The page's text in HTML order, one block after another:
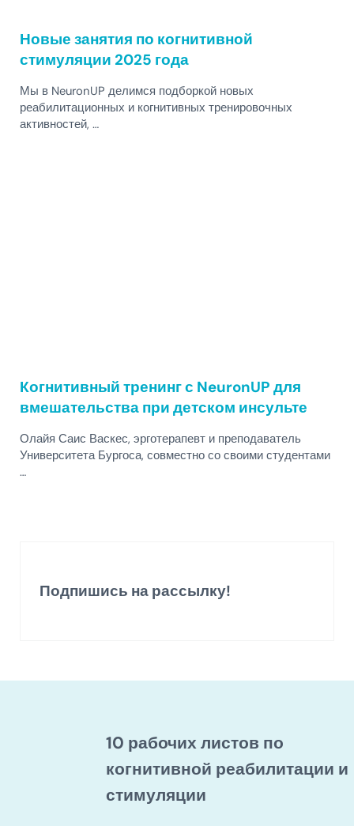
Новые занятия по когнитивной
стимуляции 2025 года
Мы в NeuronUP делимся подборкой новых
реабилитационных и когнитивных тренировочных
активностей, …
Когнитивный тренинг с NeuronUP для
вмешательства при детском инсульте
Олайя Саис Васкес, эрготерапевт и преподаватель
Университета Бургоса, совместно со своими студентами
…
Подпишись на рассылку!
10 рабочих листов по
когнитивной реабилитации и
стимуляции